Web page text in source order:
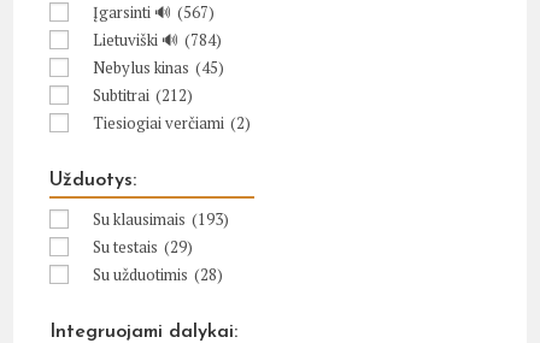
Įgarsinti 🔊 (567)
Lietuviški 🔊 (784)
Nebylus kinas (45)
Subtitrai (212)
Tiesiogiai verčiami (2)
Užduotys:
Su klausimais (193)
Su testais (29)
Su užduotimis (28)
Integruojami dalykai: